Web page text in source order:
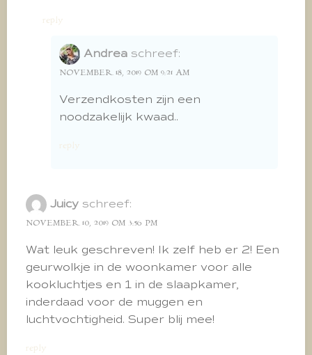
reply
Andrea schreef:
NOVEMBER 18, 2019 OM 9:21 AM
Verzendkosten zijn een
noodzakelijk kwaad..
reply
Juicy schreef:
NOVEMBER 10, 2019 OM 3:56 PM
Wat leuk geschreven! Ik zelf heb er 2! Een
geurwolkje in de woonkamer voor alle
kookluchtjes en 1 in de slaapkamer,
inderdaad voor de muggen en
luchtvochtigheid. Super blij mee!
reply